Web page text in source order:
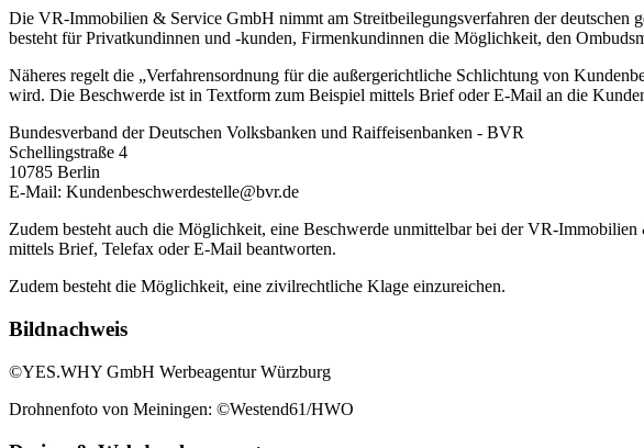
Die VR-Immobilien & Service GmbH nimmt am Streitbeilegungsverfahren der
besteht für Privatkundinnen und -kunden, Firmenkundinnen die Möglichkeit, den
Näheres regelt die „Verfahrensordnung für die außergerichtliche Schlichtung von
wird. Die Beschwerde ist in Textform zum Beispiel mittels Brief oder E-Mail an die
Bundesverband der Deutschen Volksbanken und Raiffeisenbanken - BVR
Schellingstraße 4
10785 Berlin
E-Mail: Kundenbeschwerdestelle@bvr.de
Zudem besteht auch die Möglichkeit, eine Beschwerde unmittelbar bei der VR-
mittels Brief, Telefax oder E-Mail beantworten.
Zudem besteht die Möglichkeit, eine zivilrechtliche Klage einzureichen.
Bildnachweis
©YES.WHY GmbH Werbeagentur Würzburg
Drohnenfoto von Meiningen: ©Westend61/HWO